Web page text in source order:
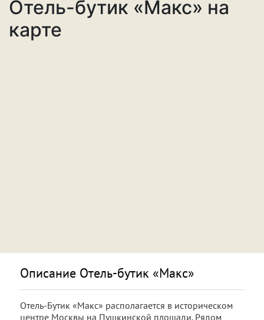
Отель-бутик «Макс» на
карте
Описание Отель-бутик «Макс»
Отель-Бутик «Макс» располагается в историческом
центре Москвы на Пушкинской площади. Рядом